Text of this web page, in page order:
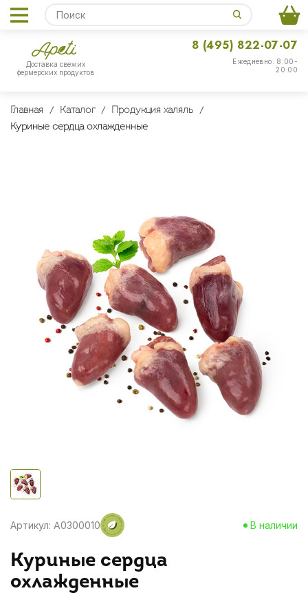
Доставка свежих
фермерских продуктов
Ежедневно: 8:00-
20:00
8 (495) 822-07-07
Главная Каталог
Продукция халяль
Куриные сердца охлажденные
Артикул: A0300010 В наличии
Куриные сердца
охлажденные